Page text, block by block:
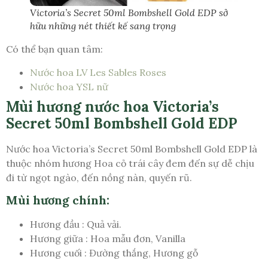
Victoria’s Secret 50ml Bombshell Gold EDP sở
hữu những nét thiết kế sang trọng
Có thể bạn quan tâm:
Nước hoa LV Les Sables Roses
Nước hoa YSL nữ
Mùi hương nước hoa Victoria’s
Secret 50ml Bombshell Gold EDP
Nước hoa Victoria’s Secret 50ml Bombshell Gold EDP là
thuộc nhóm hương Hoa cỏ trái cây đem đến sự dễ chịu
đi từ ngọt ngào, đến nồng nàn, quyến rũ.
Mùi hương chính:
Hương đầu : Quả vải.
Hương giữa : Hoa mẫu đơn, Vanilla
Hương cuối : Đường thắng, Hương gỗ